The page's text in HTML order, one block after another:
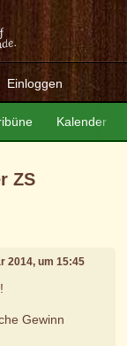
Einloggen
Kalender
ZS
2014, um 15:45
Gewinn